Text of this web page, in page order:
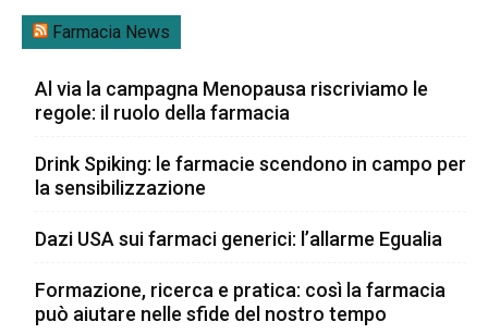
Farmacia News
Al via la campagna Menopausa riscriviamo le
regole: il ruolo della farmacia
Drink Spiking: le farmacie scendono in campo per
la sensibilizzazione
Dazi USA sui farmaci generici: l’allarme Egualia
Formazione, ricerca e pratica: così la farmacia
può aiutare nelle sfide del nostro tempo